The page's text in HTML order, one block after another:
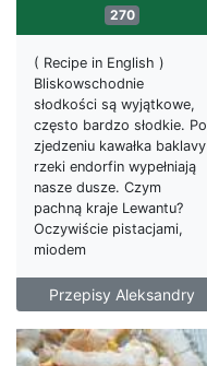
270
( Recipe in English )
Bliskowschodnie
słodkości są wyjątkowe,
często bardzo słodkie. Po
zjedzeniu kawałka baklavy
rzeki endorfin wypełniają
nasze dusze. Czym
pachną kraje Lewantu?
Oczywiście pistacjami,
miodem
Przepisy Aleksandry